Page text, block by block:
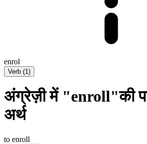
enrol
Verb (1)
अंग्रेज़ी में "enroll"की
अर्थ
to enroll